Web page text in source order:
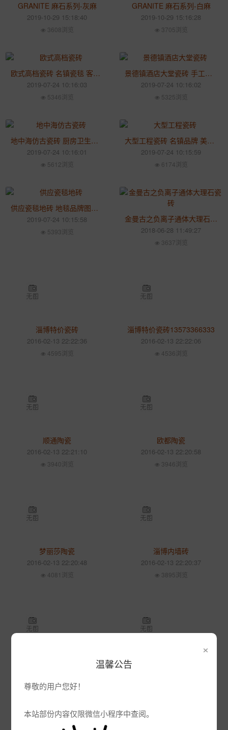
×
温馨公告
尊敬的用户您好！
本站部份内容仅限微信小程序中查阅。
GRANITE 麻石系列-灰麻
2019-10-29 15:18:40
3608浏览
GRANITE 麻石系列-白麻
2019-10-29 15:16:28
3705浏览
欧式高档瓷砖 名镇瓷毯 客厅餐厅阳台厨房防滑瓷砖
2019-07-24 10:16:03
5346浏览
景德镇酒店大堂瓷砖 手工瓷砖 个性瓷砖 名镇天下
2019-07-24 10:16:02
5325浏览
地中海仿古瓷砖 厨房卫生间地砖 欧式田园地毯砖
2019-07-24 10:16:01
5612浏览
大型工程瓷砖 名镇品牌 美式乡村仿古砖 地毯砖
2019-07-24 10:15:59
6174浏览
供应瓷毯地砖 地毯品牌图片 欧美大师设计 景德镇产
2019-07-24 10:15:58
5393浏览
金曼古之负离子通体大理石瓷砖
2018-06-28 11:49:27
3637浏览
淄博特价瓷砖
2016-02-13 22:22:36
4595浏览
淄博特价瓷砖13573366333
2016-02-13 22:22:06
4536浏览
顺通陶瓷
2016-02-13 22:21:10
3940浏览
欧都陶瓷
2016-02-13 22:20:58
3946浏览
梦丽莎陶瓷
2016-02-13 22:20:48
4081浏览
淄博内墙砖
2016-02-13 22:20:37
3895浏览
4080浏览